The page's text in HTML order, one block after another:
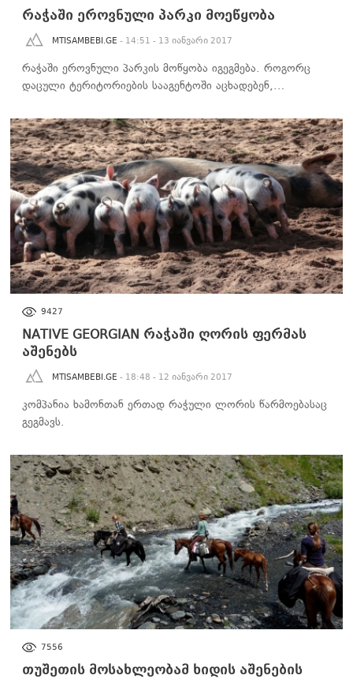
რაჭაში ეროვნული პარკი მოეწყობა
MTISAMBEBI.GE - 14:51 - 13 იანვარი 2017
რაჭაში ეროვნული პარკის მოწყობა იგეგმება. როგორც
დაცული ტერიტორიების სააგენტოში აცხადებენ,…
9427
NATIVE GEORGIAN რაჭაში ღორის ფერმას
აშენებს
MTISAMBEBI.GE - 18:48 - 12 იანვარი 2017
კომპანია ხამონთან ერთად რაჭული ლორის წარმოებასაც
გეგმავს.
7556
თუშეთის მოსახლეობამ ხიდის აშენების